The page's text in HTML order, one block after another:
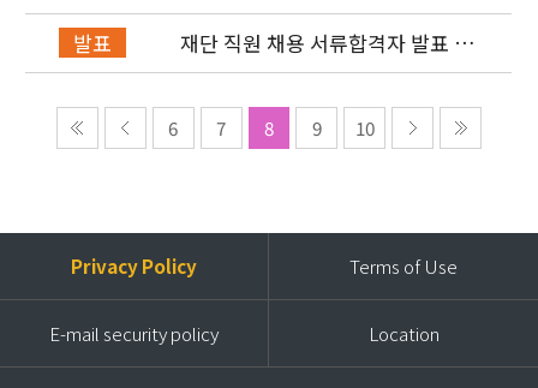
발표
재단 직원 채용 서류합격자 발표 및
면접심사 안내 / 기획운영실
6 7 8 9 10
Privacy Policy Terms of Use
E-mail security policy Location